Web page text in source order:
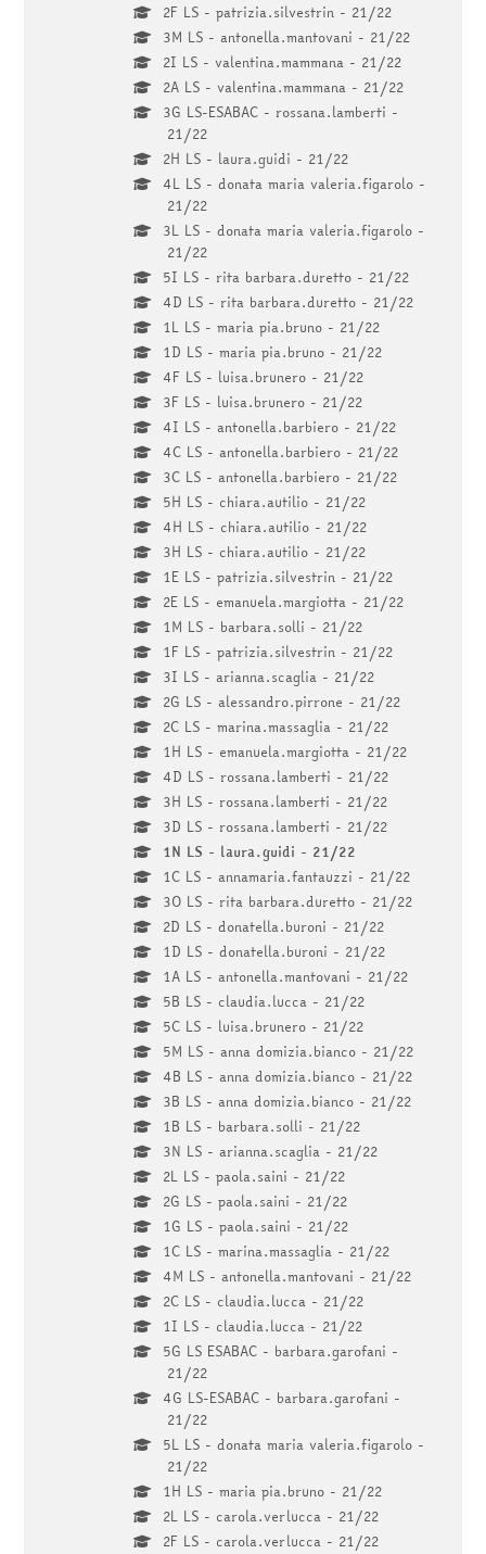
2F LS - patrizia.silvestrin - 21/22
3M LS - antonella.mantovani - 21/22
2I LS - valentina.mammana - 21/22
2A LS - valentina.mammana - 21/22
3G LS-ESABAC - rossana.lamberti -
21/22
2H LS - laura.guidi - 21/22
4L LS - donata maria valeria.figarolo -
21/22
3L LS - donata maria valeria.figarolo -
21/22
5I LS - rita barbara.duretto - 21/22
4D LS - rita barbara.duretto - 21/22
1L LS - maria pia.bruno - 21/22
1D LS - maria pia.bruno - 21/22
4F LS - luisa.brunero - 21/22
3F LS - luisa.brunero - 21/22
4I LS - antonella.barbiero - 21/22
4C LS - antonella.barbiero - 21/22
3C LS - antonella.barbiero - 21/22
5H LS - chiara.autilio - 21/22
4H LS - chiara.autilio - 21/22
3H LS - chiara.autilio - 21/22
1E LS - patrizia.silvestrin - 21/22
2E LS - emanuela.margiotta - 21/22
1M LS - barbara.solli - 21/22
1F LS - patrizia.silvestrin - 21/22
3I LS - arianna.scaglia - 21/22
2G LS - alessandro.pirrone - 21/22
2C LS - marina.massaglia - 21/22
1H LS - emanuela.margiotta - 21/22
4D LS - rossana.lamberti - 21/22
3H LS - rossana.lamberti - 21/22
3D LS - rossana.lamberti - 21/22
1N LS - laura.guidi - 21/22
1C LS - annamaria.fantauzzi - 21/22
3O LS - rita barbara.duretto - 21/22
2D LS - donatella.buroni - 21/22
1D LS - donatella.buroni - 21/22
1A LS - antonella.mantovani - 21/22
5B LS - claudia.lucca - 21/22
5C LS - luisa.brunero - 21/22
5M LS - anna domizia.bianco - 21/22
4B LS - anna domizia.bianco - 21/22
3B LS - anna domizia.bianco - 21/22
1B LS - barbara.solli - 21/22
3N LS - arianna.scaglia - 21/22
2L LS - paola.saini - 21/22
2G LS - paola.saini - 21/22
1G LS - paola.saini - 21/22
1C LS - marina.massaglia - 21/22
4M LS - antonella.mantovani - 21/22
2C LS - claudia.lucca - 21/22
1I LS - claudia.lucca - 21/22
5G LS ESABAC - barbara.garofani -
21/22
4G LS-ESABAC - barbara.garofani -
21/22
5L LS - donata maria valeria.figarolo -
21/22
1H LS - maria pia.bruno - 21/22
2L LS - carola.verlucca - 21/22
2F LS - carola.verlucca - 21/22